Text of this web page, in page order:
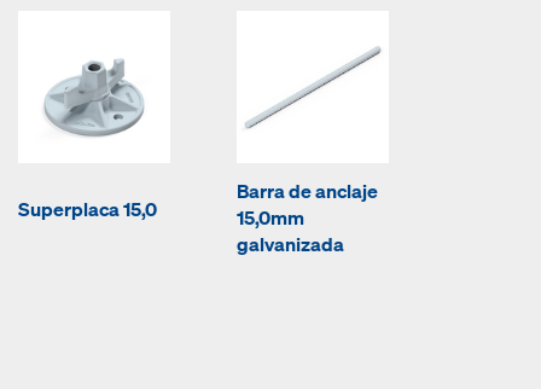
Superplaca 15,0
Barra de anclaje
15,0mm
galvanizada